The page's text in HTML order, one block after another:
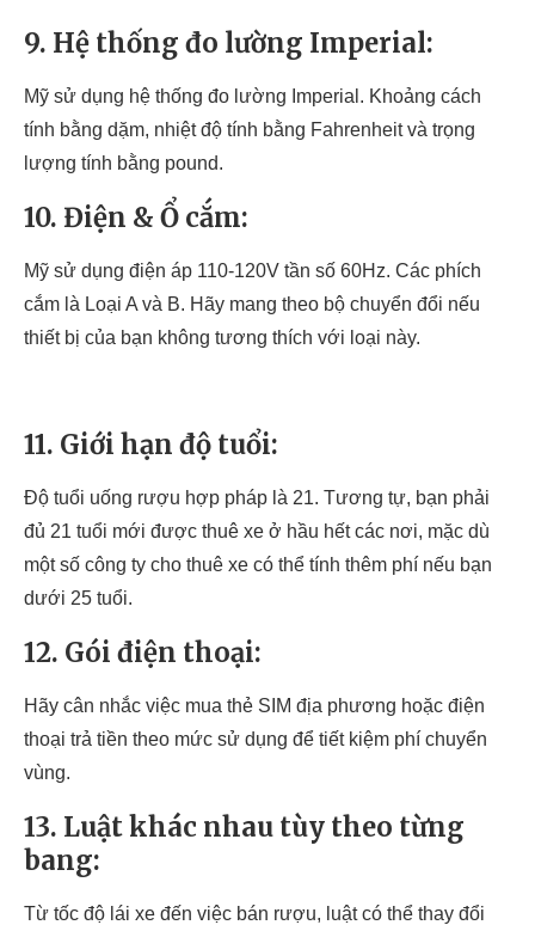
9. Hệ thống đo lường Imperial:
Mỹ sử dụng hệ thống đo lường Imperial. Khoảng cách
tính bằng dặm, nhiệt độ tính bằng Fahrenheit và trọng
lượng tính bằng pound.
10. Điện & Ổ cắm:
Mỹ sử dụng điện áp 110-120V tần số 60Hz. Các phích
cắm là Loại A và B. Hãy mang theo bộ chuyển đổi nếu
thiết bị của bạn không tương thích với loại này.
11. Giới hạn độ tuổi:
Độ tuổi uống rượu hợp pháp là 21. Tương tự, bạn phải
đủ 21 tuổi mới được thuê xe ở hầu hết các nơi, mặc dù
một số công ty cho thuê xe có thể tính thêm phí nếu bạn
dưới 25 tuổi.
12. Gói điện thoại:
Hãy cân nhắc việc mua thẻ SIM địa phương hoặc điện
thoại trả tiền theo mức sử dụng để tiết kiệm phí chuyển
vùng.
13. Luật khác nhau tùy theo từng
bang:
Từ tốc độ lái xe đến việc bán rượu, luật có thể thay đổi